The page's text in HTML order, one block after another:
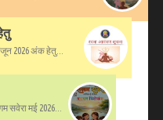
2026 अंक हेतु...
सवेरा मई 2026...